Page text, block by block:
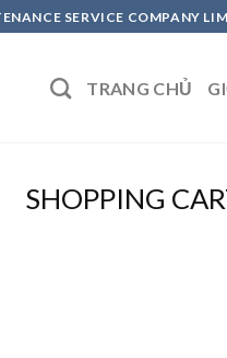
SERVICE COMPANY
TRANG CHỦ
SHOPPING